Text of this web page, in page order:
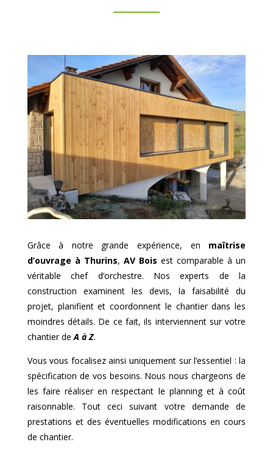
Grâce à notre grande expérience, en maîtrise
d’ouvrage à Thurins, AV Bois est comparable à un
véritable chef d’orchestre. Nos experts de la
construction examinent les devis, la faisabilité du
projet, planifient et coordonnent le chantier dans les
moindres détails. De ce fait, ils interviennent sur votre
chantier deA à Z.
Vous vous focalisez ainsi uniquement sur l’essentiel : la
spécification de vos besoins. Nous nous chargeons de
les faire réaliser en respectant le planning et à coût
raisonnable. Tout ceci suivant votre demande de
prestations et des éventuelles modifications en cours
de chantier.